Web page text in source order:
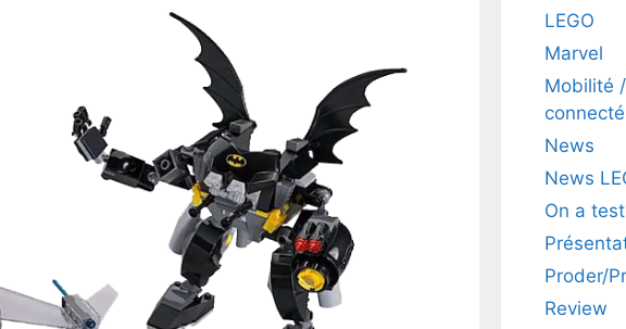
LEGO
Marvel
Mobilité
News
News
On a
Proder/
Review